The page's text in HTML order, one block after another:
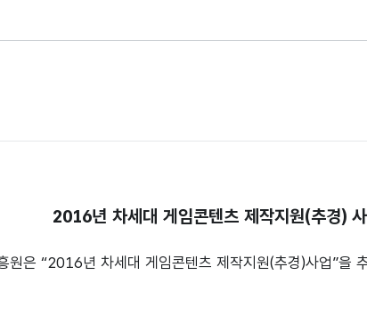
2016년 차세대 게임콘텐츠 제작지원(추경)
원은 “2016년 차세대 게임콘텐츠 제작지원(추경)사업”을